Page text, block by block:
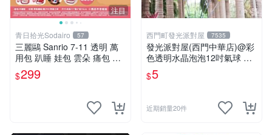
注目
青日拾光Sodairo 57
三麗鷗 Sanrio 7-11 透明 萬
用包 趴睡 娃包 雲朵 痛包 大
款 美樂蒂 布丁狗 大耳狗 庫
洛米 帕恰狗
$299
西門町發光派對屋 7535
發光派對屋(西門中華店)@彩
色透明水晶泡泡12吋氣球 透
明彩色氣球
$5
近期銷量20件